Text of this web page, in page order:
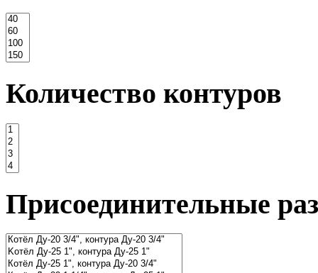
Количество контуров
Присоединительные